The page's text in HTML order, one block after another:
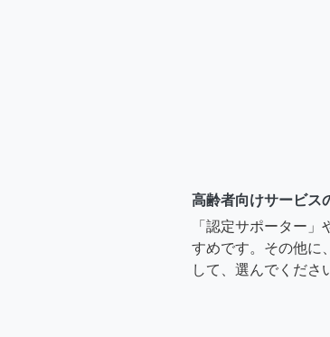
高齢者向けサービス
「認定サポーター
すめです。その他に
して、選んでくださ